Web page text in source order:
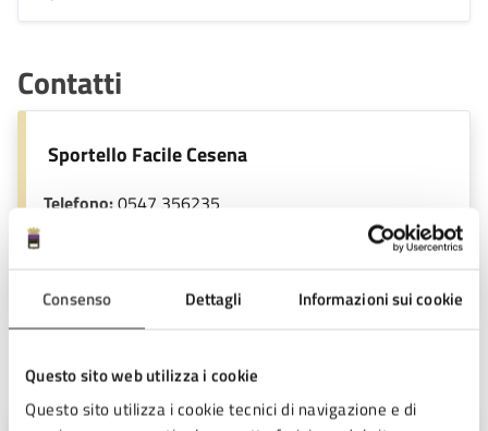
Consenso Dettagli Informazioni sui cookie
Questo sito web utilizza i cookie
Questo sito utilizza i cookie tecnici di navigazione e di
Contatti
Sportello Facile Cesena
Telefono:0547 356235
Unità organizzativa responsabile